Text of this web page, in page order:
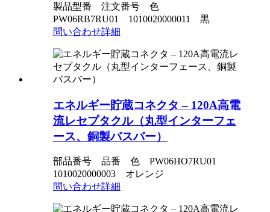
製品型番 注文番号 色
PW06RB7RU01 1010020000011 黒
問い合わせ詳細
エネルギー貯蔵コネクタ – 120A高電
流レセプタクル（丸型インターフェ
ース、銅製バスバー）
部品番号 品番 色 PW06HO7RU01
1010020000003 オレンジ
問い合わせ詳細